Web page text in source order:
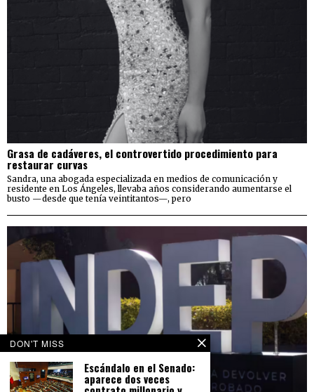
Grasa de cadáveres, el controvertido procedimiento para
restaurar curvas
Sandra, una abogada especializada en medios de comunicación y
residente en Los Ángeles, llevaba años considerando aumentarse el
busto —desde que tenía veintitantos—, pero
DON'T MISS
Escándalo en el Senado:
aparece dos veces